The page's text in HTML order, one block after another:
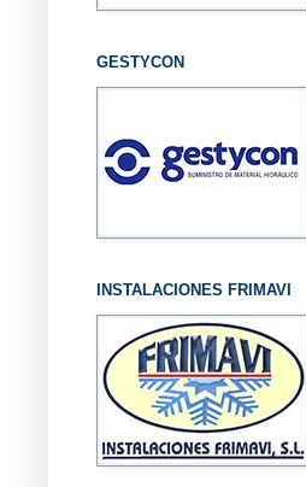
GESTYCON
INSTALACIONES FRIMAVI